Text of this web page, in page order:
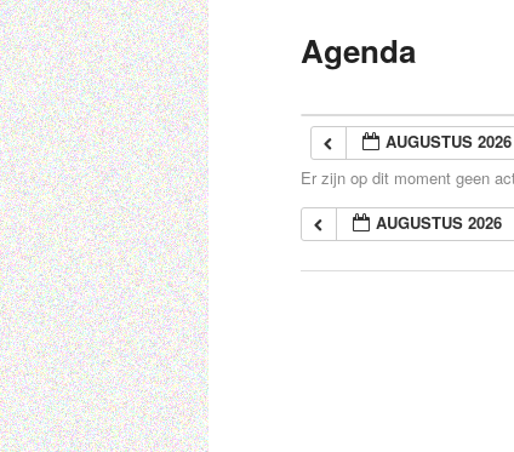
de
primaire
inhoud
Agenda
AUGUSTUS 2026
Er zijn op dit moment geen
AUGUSTUS 2026